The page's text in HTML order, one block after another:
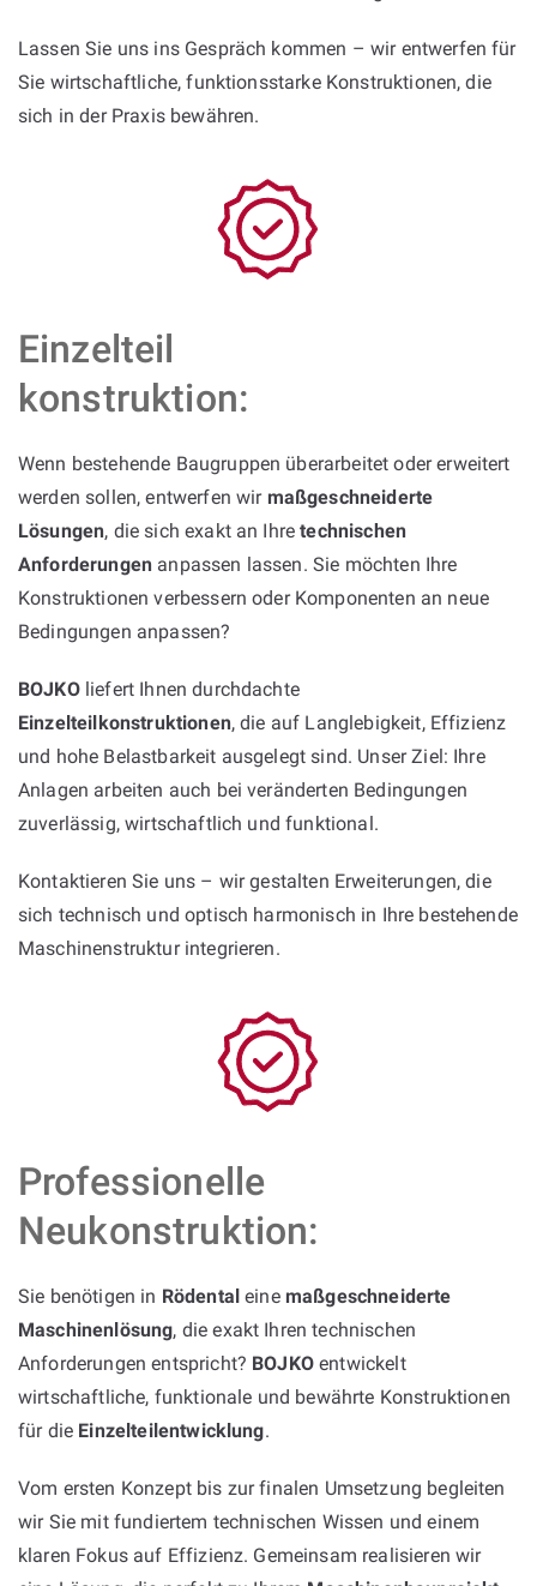
Lassen Sie uns ins Gespräch kommen – wir entwerfen für
Sie wirtschaftliche, funktionsstarke Konstruktionen, die
sich in der Praxis bewähren.
Einzelteil
konstruktion:
Wenn bestehende Baugruppen überarbeitet oder erweitert
werden sollen, entwerfen wir maßgeschneiderte
Lösungen, die sich exakt an Ihretechnischen
Anforderungen anpassen lassen. Sie möchten Ihre
Konstruktionen verbessern oder Komponenten an neue
Bedingungen anpassen?
BOJKOliefert Ihnen durchdachte
Einzelteilkonstruktionen, die auf Langlebigkeit, Effizienz
und hohe Belastbarkeit ausgelegt sind. Unser Ziel: Ihre
Anlagen arbeiten auch bei veränderten Bedingungen
zuverlässig, wirtschaftlich und funktional.
Kontaktieren Sie uns – wir gestalten Erweiterungen, die
sich technisch und optisch harmonisch in Ihre bestehende
Maschinenstruktur integrieren.
Professionelle
Neukonstruktion:
Sie benötigen in Rödental eine maßgeschneiderte
Maschinenlösung, die exakt Ihren technischen
Anforderungen entspricht? BOJKOentwickelt
wirtschaftliche, funktionale und bewährte Konstruktionen
für die Einzelteilentwicklung.
Vom ersten Konzept bis zur finalen Umsetzung begleiten
wir Sie mit fundiertem technischen Wissen und einem
klaren Fokus auf Effizienz. Gemeinsam realisieren wir